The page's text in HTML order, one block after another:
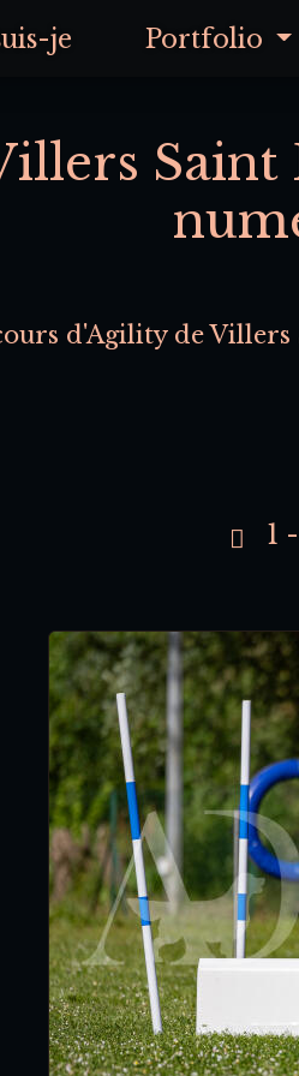
Saint
d'Agility de
1 -
je Portfolio